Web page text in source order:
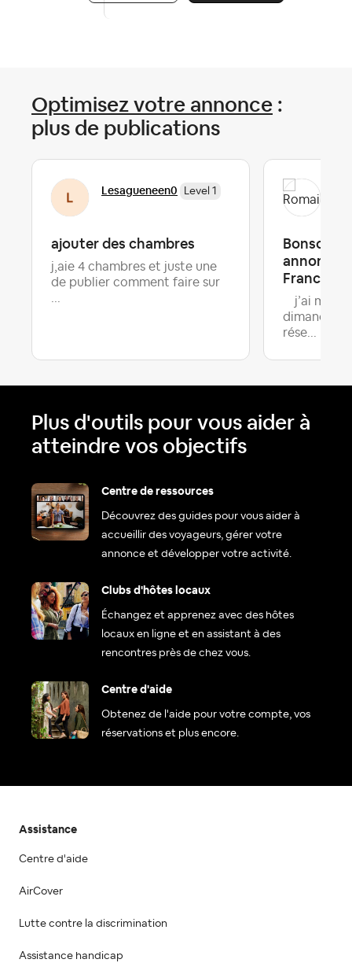
Optimisez votre annonce :
plus de publications
Lesagueneen0 Level 1
ajouter des chambres
j,aie 4 chambres et juste une
de publier comment faire sur
...
Bonsoir
annonce ,
France
j’ai mis
dimanche
rése...
Plus d'outils pour vous aider à
atteindre vos objectifs
Centre de ressources
Découvrez des guides pour vous aider à
accueillir des voyageurs, gérer votre
annonce et développer votre activité.
Clubs d'hôtes locaux
Échangez et apprenez avec des hôtes
locaux en ligne et en assistant à des
rencontres près de chez vous.
Centre d'aide
Obtenez de l'aide pour votre compte, vos
réservations et plus encore.
Assistance
Centre d'aide
AirCover
Lutte contre la discrimination
Assistance handicap